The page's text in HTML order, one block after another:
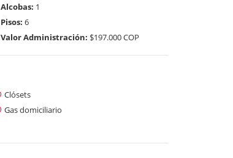
Alcobas: 1
Pisos: 6
Valor Administración: $197.000 COP
Clósets
Gas domiciliario